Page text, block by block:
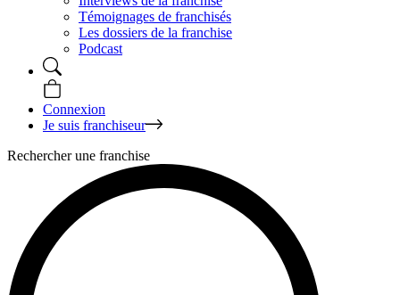
Témoignages de franchisés
Les dossiers de la franchise
Podcast
Connexion
Je suis franchiseur
Rechercher une franchise